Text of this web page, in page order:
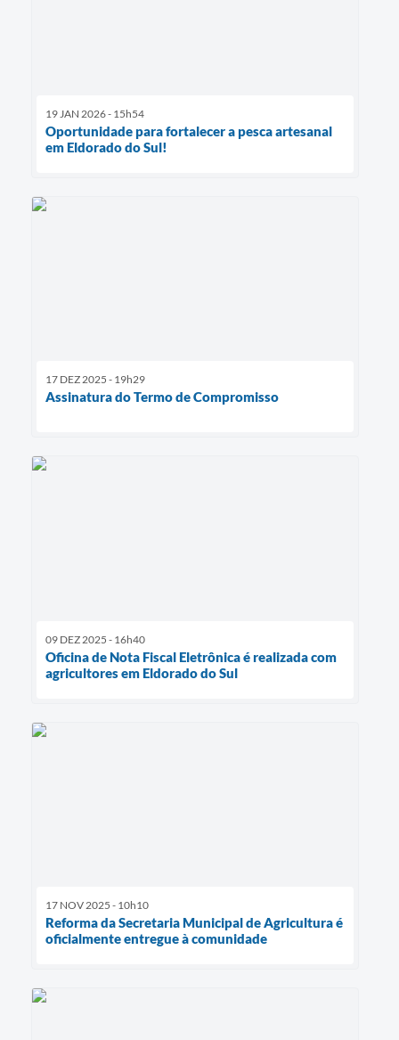
19 JAN 2026 - 15h54
Oportunidade para fortalecer a pesca artesanal
em Eldorado do Sul!
17 DEZ 2025 - 19h29
Assinatura do Termo de Compromisso
09 DEZ 2025 - 16h40
Oficina de Nota Fiscal Eletrônica é realizada com
agricultores em Eldorado do Sul
17 NOV 2025 - 10h10
Reforma da Secretaria Municipal de Agricultura é
oficialmente entregue à comunidade